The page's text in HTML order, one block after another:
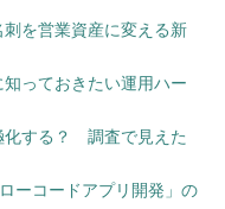
を営業資産に変える新
っておきたい運用ハー
化する？ 調査で見えた
ーコードアプリ開発」の